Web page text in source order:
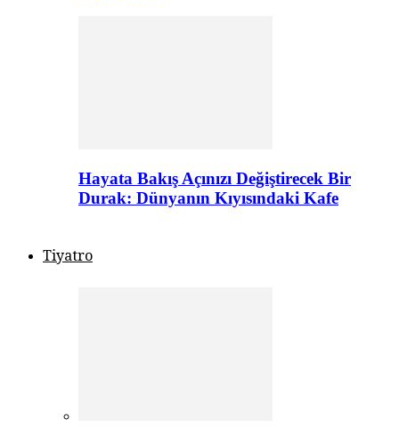
Hayata Bakış Açınızı Değiştirecek Bir
Durak: Dünyanın Kıyısındaki Kafe
Tiyatro